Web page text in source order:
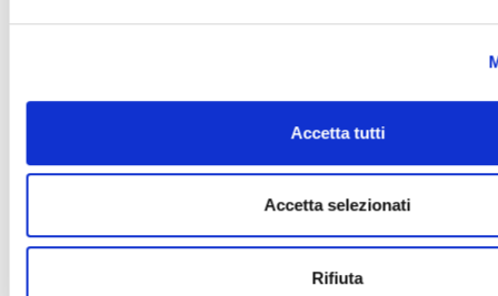
Accetta tutti
Accetta selezionati
Rifiuta
mit der „Organisation“ gewährt wurde.
vertraglich vereinbarten und eingegebenen Daten,
einschließlich der Preise, in Bezug auf:
deren Inhalt, Art, Genauigkeit und
Vollständigkeit, deren Wahrheitsgehalt,
einschließlich der Informationen über die